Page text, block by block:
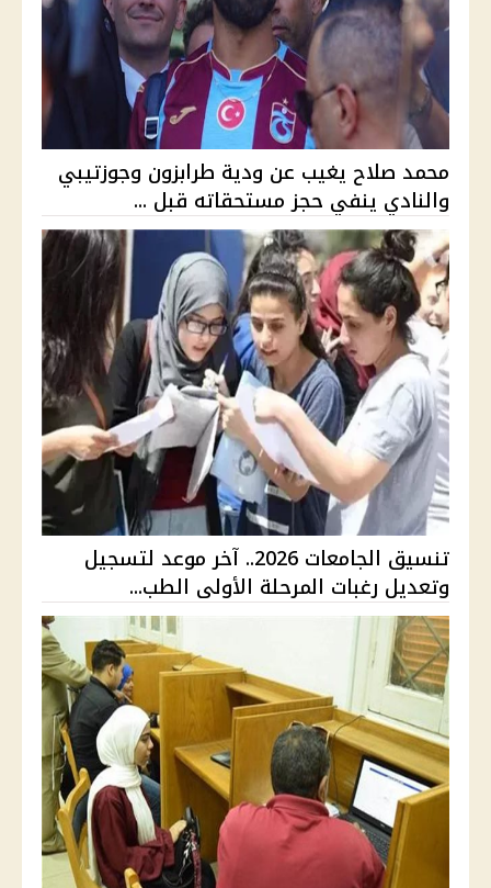
محمد صلاح يغيب عن ودية طرابزون وجوزتيبي
والنادي ينفي حجز مستحقاته قبل ...
تنسيق الجامعات 2026.. آخر موعد لتسجيل
وتعديل رغبات المرحلة الأولى الطب...